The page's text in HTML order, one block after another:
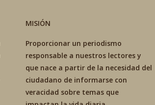
MISIÓN
Proporcionar un periodismo
responsable a nuestros lectores y
que nace a partir de la necesidad del
ciudadano de informarse con
veracidad sobre temas que